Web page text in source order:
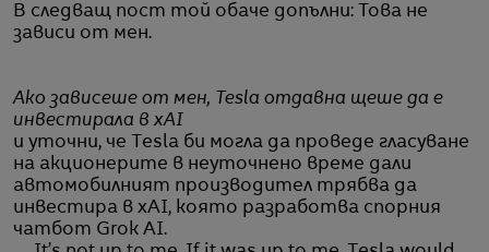
В следващ пост той обаче допълни: Това не
зависи от мен.
Ако зависеше от мен, Tesla отдавна щеше да е
инвестирала в xAI
и уточни, че Tesla би могла да проведе гласуване
на акционерите в неуточнено време дали
автомобилният производител трябва да
инвестира в xAI, която разработва спорния
чатбот Grok AI.